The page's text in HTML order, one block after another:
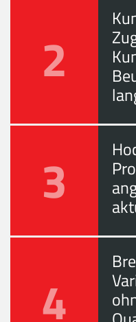
2
3
4